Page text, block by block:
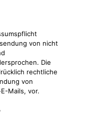
von nicht
Die
rechtliche
von
Mails, vor.